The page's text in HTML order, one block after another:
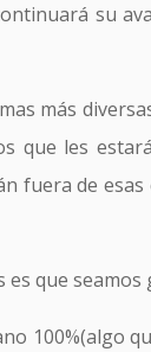
su
más
les
de
que
100%(algo